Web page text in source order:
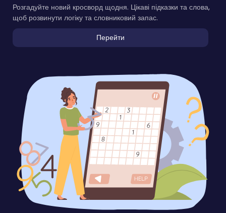
Розгадуйте новий кросворд щодня. Цікаві підказки та слова,
щоб розвинути логіку та словниковий запас.
Перейти